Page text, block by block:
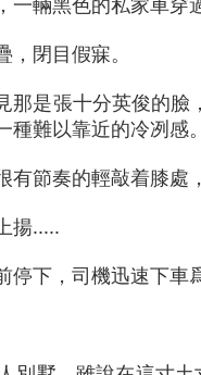
黑色的私家車穿
閉目假寐。
是張十分英俊的臉
難以靠近的冷冽感。
奏的輕敲着膝處
揚.....
下，司機迅速下車爲